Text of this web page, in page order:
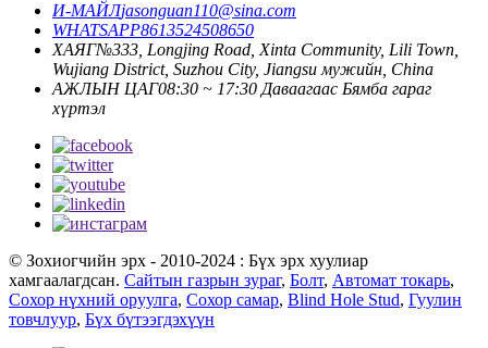
И-МАЙЛjasonguan110@sina.com
WHATSAPP8613524508650
ХАЯГ№333, Longjing Road, Xinta Community, Lili Town,
Wujiang District, Suzhou City, Jiangsu мужийн, China
АЖЛЫН ЦАГ08:30 ~ 17:30 Даваагаас Бямба гараг
хүртэл
© Зохиогчийн эрх - 2010-2024 : Бүх эрх хуулиар
хамгаалагдсан. Сайтын газрын зураг, Болт, Автомат токарь,
Сохор нүхний оруулга, Сохор самар, Blind Hole Stud, Гуулин
товчлуур, Бүх бүтээгдэхүүн